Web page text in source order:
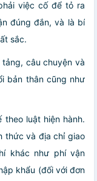
việc cố để tỏ ra
đúng đắn, và là bí
sắc.
câu chuyện và
bản thân cũng như
theo luật hiện hành.
thức và địa chỉ giao
khác như phí vận
khẩu (đối với đơn